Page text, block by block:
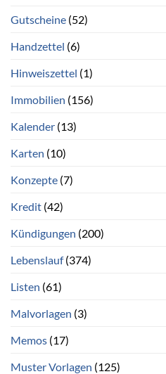
Gutscheine (52)
Handzettel (6)
Hinweiszettel (1)
Immobilien (156)
Kalender (13)
Karten (10)
Konzepte (7)
Kredit (42)
Kündigungen (200)
Lebenslauf(374)
Listen (61)
Malvorlagen (3)
Memos (17)
Muster Vorlagen (125)